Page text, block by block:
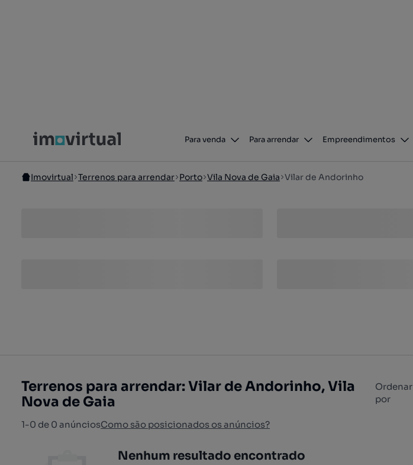
Para venda Para arrendar Empreendimentos
Imovirtual Terrenos para arrendar Porto Vila Nova de Gaia Vilar de Andorinho
Terrenos para arrendar: Vilar de Andorinho, Vila
Nova de Gaia
1-0 de 0 anúnciosComo são posicionados os anúncios?
Ordenar
por
Nenhum resultado encontrado